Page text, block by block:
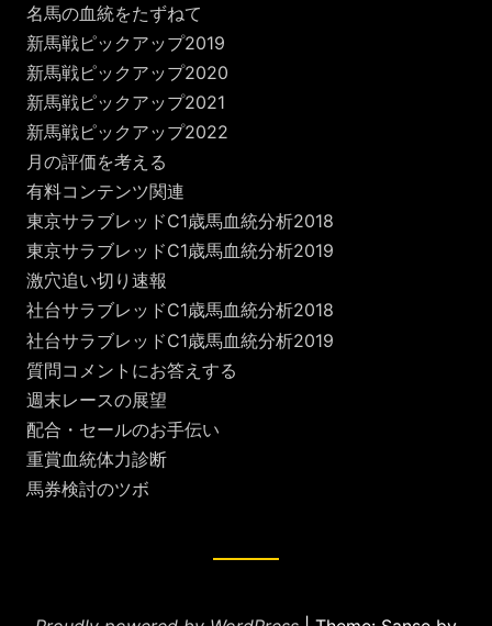
名馬の血統をたずねて
新馬戦ピックアップ2019
新馬戦ピックアップ2020
新馬戦ピックアップ2021
新馬戦ピックアップ2022
月の評価を考える
有料コンテンツ関連
東京サラブレッドC1歳馬血統分析2018
東京サラブレッドC1歳馬血統分析2019
激穴追い切り速報
社台サラブレッドC1歳馬血統分析2018
社台サラブレッドC1歳馬血統分析2019
質問コメントにお答えする
週末レースの展望
配合・セールのお手伝い
重賞血統体力診断
馬券検討のツボ